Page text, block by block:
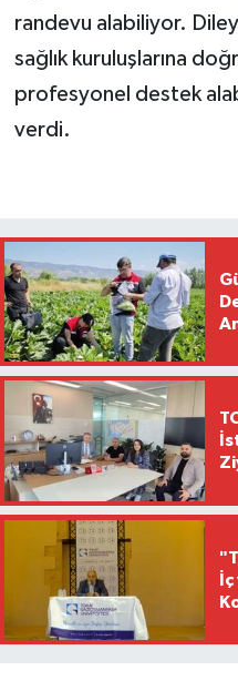
randevu alabiliyor.
sağlık kuruluşlarına
profesyonel destek
verdi.